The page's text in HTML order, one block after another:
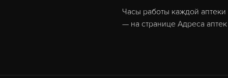
Часы работы каждой аптеки
— на странице Адреса аптек